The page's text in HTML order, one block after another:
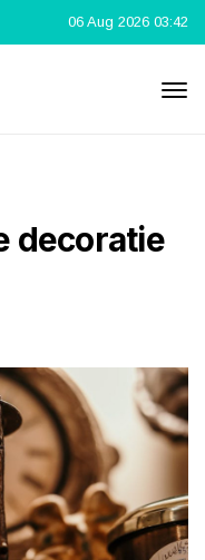
06 Aug 2026 03:42
decoratie